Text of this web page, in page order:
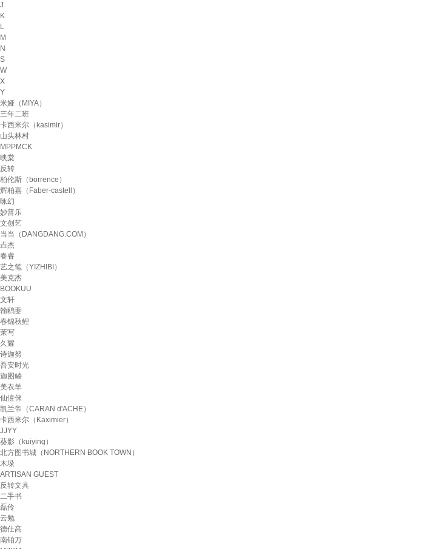
J
K
L
M
N
S
W
X
Y
米娅（MIYA）
三年二班
卡西米尔（kasimir）
山头林村
MPPMCK
映棠
反转
柏伦斯（borrence）
辉柏嘉（Faber-castell）
咏幻
妙普乐
文创艺
当当（DANGDANG.COM）
垚杰
春睿
艺之笔（YIZHIBI）
美克杰
BOOKUU
文轩
翰鸥斐
春锦秋鲤
茉写
久耀
诗迦努
吾安时光
迦图鲮
美衣羊
仙僖俫
凯兰帝（CARAN d'ACHE）
卡西米尔（Kaximier）
JJYY
葵影（kuiying）
北方图书城（NORTHERN BOOK TOWN）
木垛
ARTISAN GUEST
反转文具
二手书
磊伶
云勉
德仕高
南铂万